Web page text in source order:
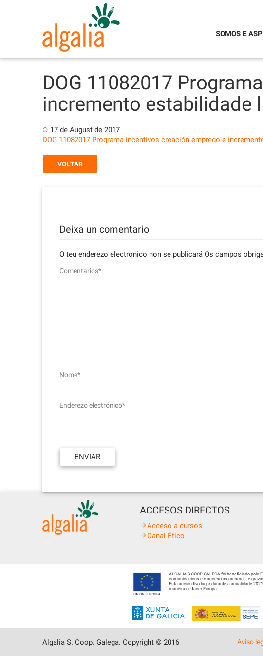
SOMOS E
DOG 11082017
incremento estabilidade
17 de August de 2017
DOG 11082017 Programa incentivos creación emprego e
VOLTAR
Deixa un comentario
O teu enderezo electrónico non se publicará Os campos
Comentarios*
Nome*
Enderezo electrónico*
ACCESOS DIRECTOS
Acceso a cursos
Canal Ético
ALGALIA S COOP GALEGA foi beneficiado
comunicacións e o acceso ás mesmas, e
Esta acción tivo lugar durante a anualidade
maneira de facer Europa.
Algalia S. Coop. Galega. Copyright © 2016 Aviso